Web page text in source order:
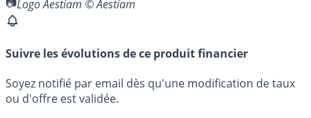
Logo Aestiam © Aestiam
Suivre les évolutions de ce produit financier
Soyez notifié par email dès qu'une modification de taux
ou d'offre est validée.